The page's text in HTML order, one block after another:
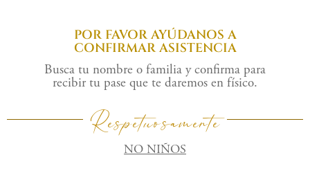
POR FAVOR AYÚDANOS A
CONFIRMAR ASISTENCIA
Busca tu nombre o familia y confirma para
recibir tu pase que te daremos en físico.
Respetuosamente
NO NIÑOS